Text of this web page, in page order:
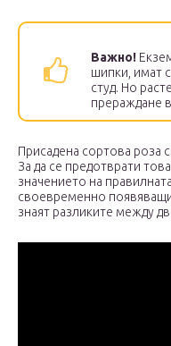
Важно!
шипки, имат
студ. Но
прераждане
Присадена сортова роза
За да се предотврати
значението на
своевременно
знаят разликите между